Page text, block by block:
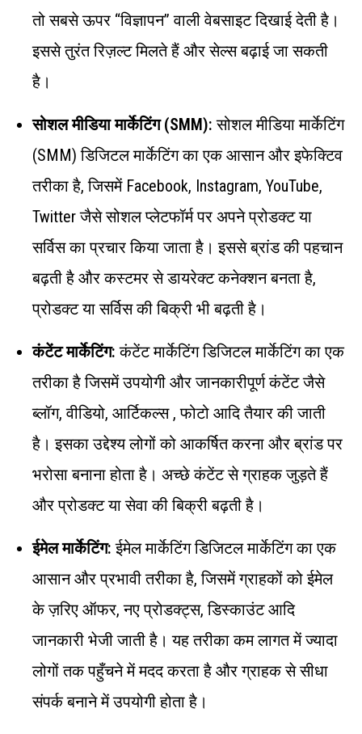
तो सबसे ऊपर “विज्ञापन” वाली वेबसाइट दिखाई देती है।
इससे तुरंत रिज़ल्ट मिलते हैं और सेल्स बढ़ाई जा सकती
है।
सोशल मीडिया मार्केटिंग (SMM): सोशल मीडिया मार्केटिंग
(SMM) डिजिटल मार्केटिंग का एक आसान और इफेक्टिव
तरीका है, जिसमें Facebook, Instagram, YouTube,
Twitter जैसे सोशल प्लेटफॉर्म पर अपने प्रोडक्ट या
सर्विस का प्रचार किया जाता है। इससे ब्रांड की पहचान
बढ़ती है और कस्टमर से डायरेक्ट कनेक्शन बनता है,
प्रोडक्ट या सर्विस की बिक्री भी बढ़ती है।
कंटेंट मार्केटिंग: कंटेंट मार्केटिंग डिजिटल मार्केटिंग का एक
तरीका है जिसमें उपयोगी और जानकारीपूर्ण कंटेंट जैसे
ब्लॉग, वीडियो, आर्टिकल्स , फोटो आदि तैयार की जाती
है। इसका उद्देश्य लोगों को आकर्षित करना और ब्रांड पर
भरोसा बनाना होता है। अच्छे कंटेंट से ग्राहक जुड़ते हैं
और प्रोडक्ट या सेवा की बिक्री बढ़ती है।
ईमेल मार्केटिंग: ईमेल मार्केटिंग डिजिटल मार्केटिंग का एक
आसान और प्रभावी तरीका है, जिसमें ग्राहकों को ईमेल
के ज़रिए ऑफर, नए प्रोडक्ट्स, डिस्काउंट आदि
जानकारी भेजी जाती है। यह तरीका कम लागत में ज्यादा
लोगों तक पहुँचने में मदद करता है और ग्राहक से सीधा
संपर्क बनाने में उपयोगी होता है।